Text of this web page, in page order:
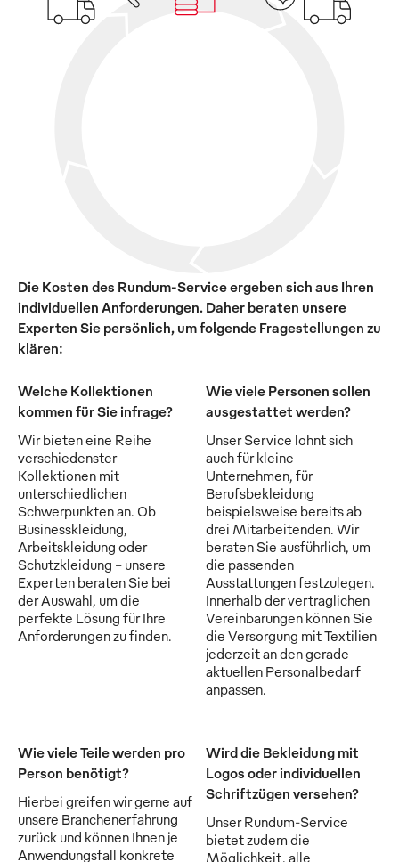
Die Kosten des Rundum-Service ergeben sich aus Ihren
individuellen Anforderungen. Daher beraten unsere
Experten Sie persönlich, um folgende Fragestellungen zu
klären:
Welche Kollektionen
kommen für Sie infrage?
Wir bieten eine Reihe
verschiedenster
Kollektionen mit
unterschiedlichen
Schwerpunkten an. Ob
Businesskleidung,
Arbeitskleidung oder
Schutzkleidung - unsere
Experten beraten Sie bei
der Auswahl, um die
perfekte Lösung für Ihre
Anforderungen zu finden.
Wie viele Personen sollen
ausgestattet werden?
Unser Service lohnt sich
auch für kleine
Unternehmen, für
Berufsbekleidung
beispielsweise bereits ab
drei Mitarbeitenden. Wir
beraten Sie ausführlich, um
die passenden
Ausstattungen festzulegen.
Innerhalb der vertraglichen
Vereinbarungen können Sie
die Versorgung mit Textilien
jederzeit an den gerade
aktuellen Personalbedarf
anpassen.
Wie viele Teile werden pro
Person benötigt?
Hierbei greifen wir gerne auf
unsere Branchenerfahrung
zurück und können Ihnen je
Anwendungsfall konkrete
Wird die Bekleidung mit
Logos oder individuellen
Schriftzügen versehen?
Unser Rundum-Service
bietet zudem die
Möglichkeit, alle